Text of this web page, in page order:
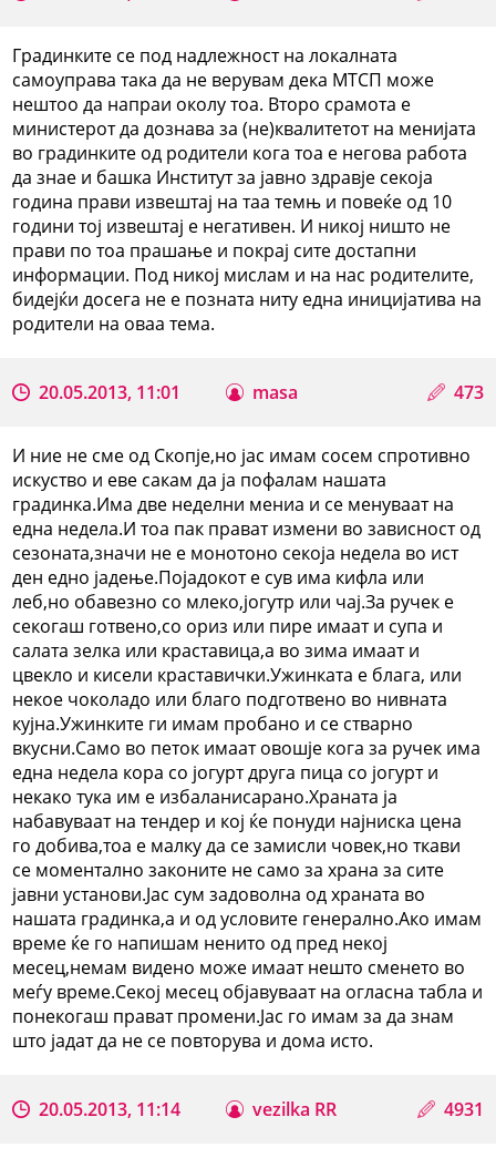
Градинките се под надлежност на локалната
самоуправа така да не верувам дека МТСП може
нештоо да напраи околу тоа. Второ срамота е
министерот да дознава за (не)квалитетот на менијата
во градинките од родители кога тоа е негова работа
да знае и башка Институт за јавно здравје секоја
година прави извештај на таа темњ и повеќе од 10
години тој извештај е негативен. И никој ништо не
прави по тоа прашање и покрај сите достапни
информации. Под никој мислам и на нас родителите,
бидејќи досега не е позната ниту една иницијатива на
родители на оваа тема.
20.05.2013, 11:01 masa 473
И ние не сме од Скопје,но јас имам сосем спротивно
искуство и еве сакам да ја пофалам нашата
градинка.Има две неделни мениа и се менуваат на
една недела.И тоа пак прават измени во зависност од
сезоната,значи не е монотоно секоја недела во ист
ден едно јадење.Појадокот е сув има кифла или
леб,но обавезно со млеко,јогутр или чај.За ручек е
секогаш готвено,со ориз или пире имаат и супа и
салата зелка или краставица,а во зима имаат и
цвекло и кисели краставички.Ужинката е блага, или
некое чоколадо или благо подготвено во нивната
кујна.Ужинките ги имам пробано и се стварно
вкусни.Само во петок имаат овошје кога за ручек има
една недела кора со јогурт друга пица со јогурт и
некако тука им е избаланисарано.Храната ја
набавуваат на тендер и кој ќе понуди најниска цена
го добива,тоа е малку да се замисли човек,но ткави
се моментално законите не само за храна за сите
јавни установи.Јас сум задоволна од храната во
нашата градинка,а и од условите генерално.Ако имам
време ќе го напишам ненито од пред некој
месец,немам видено може имаат нешто сменето во
меѓу време.Секој месец објавуваат на огласна табла и
понекогаш прават промени.Јас го имам за да знам
што јадат да не се повторува и дома исто.
20.05.2013, 11:14 vezilka RR 4931